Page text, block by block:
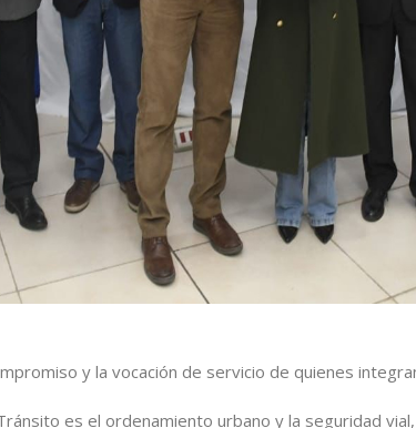
y la vocación de servicio de quienes
es el ordenamiento urbano y la seguridad